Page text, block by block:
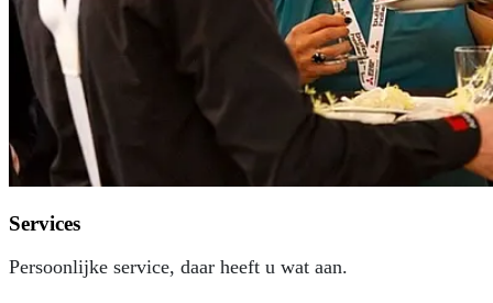
Services
Persoonlijke service, daar heeft u wat aan.